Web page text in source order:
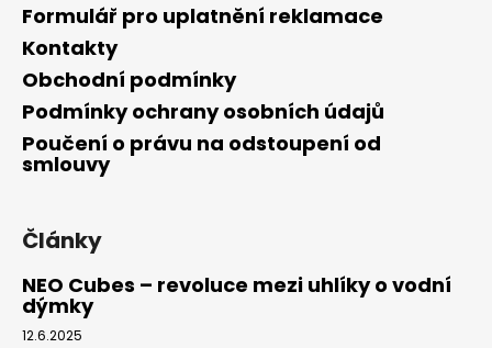
Formulář pro uplatnění reklamace
Kontakty
Obchodní podmínky
Podmínky ochrany osobních údajů
Poučení o právu na odstoupení od
smlouvy
Články
NEO Cubes – revoluce mezi uhlíky o vodní
dýmky
12.6.2025